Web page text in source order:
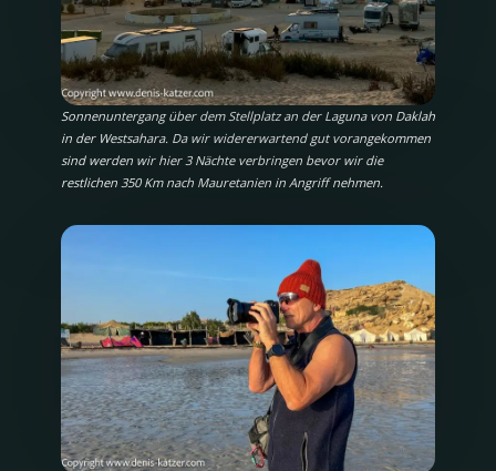
Sonnenuntergang über dem Stellplatz an der Laguna von Daklah
in der Westsahara. Da wir widererwartend gut vorangekommen
sind werden wir hier 3 Nächte verbringen bevor wir die
restlichen 350 Km nach Mauretanien in Angriff nehmen.